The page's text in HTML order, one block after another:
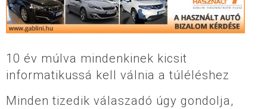
10 év múlva mindenkinek kicsit
informatikussá kell válnia a túléléshez
Minden tizedik válaszadó úgy gondolja,